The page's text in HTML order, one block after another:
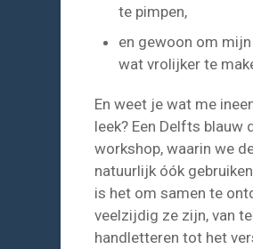
te pimpen,
en gewoon om
wat vrolijker te
En weet je wat me
leek? Een Delfts blauw
workshop, waarin we
natuurlijk óók
is het om samen te
veelzijdig ze zijn, van
handletteren tot het